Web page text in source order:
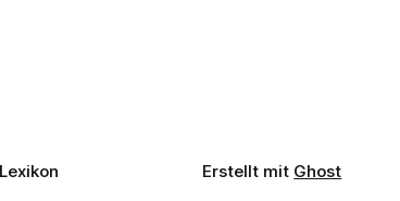
Erstellt mit Ghost